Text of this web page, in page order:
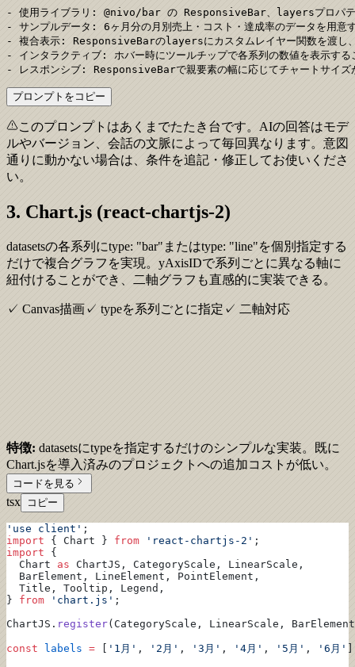
- 使用ライブラリ: @nivo/bar の ResponsiveBar、layersプロパティ
- サンプルデータ: 6ヶ月分の月別売上・コスト・達成率のデータを用意
- 複合表示: ResponsiveBarのlayersにカスタムレイヤー関数を渡し、
- インタラクティブ: ホバー時にツールチップで各系列の数値を表示する
- レスポンシブ: ResponsiveBarで親要素の幅に応じてチャートサイズ
プロンプトをコピー
このプロンプトはあくまでたたき台です。AIの回答はモデ
ルやバージョン、会話の文脈によって毎回異なります。意図
通りに動かない場合は、条件を追記・修正してお使いくださ
い。
3. Chart.js (react-chartjs-2)
datasetsの各系列にtype: "bar"またはtype: "line"を個別指定する
だけで複合グラフを実現。yAxisIDで系列ごとに異なる軸に
紐付けることができ、二軸グラフも直感的に実装できる。
✓ Canvas描画✓ typeを系列ごとに指定 ✓ 二軸対応
特徴: datasetsにtypeを指定するだけのシンプルな実装。既に
Chart.jsを導入済みのプロジェクトへの追加コストが低い。
コードを見る
tsx コピー
'use client' ;
import { Chart } from 'react-chartjs-2' ;
import {
  Chart
as ChartJS, CategoryScale, LinearScale,
  BarElement, LineElement, PointElement,
  Title, Tooltip, Legend,
} from 'chart.js' ;
ChartJS. register(CategoryScale, LinearScale,
const labels = '1月' , '2月' , '3月' , '4月' , '5月' , '6月'